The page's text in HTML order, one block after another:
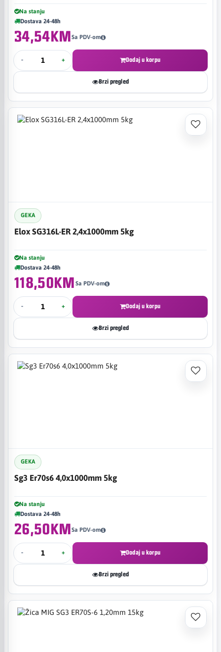
Na stanju
Dostava 24-48h
34,54KMSa PDV-om
- + Dodaj u korpu
Brzi pregled
GEKA
Elox SG316L-ER 2,4x1000mm 5kg
Na stanju
Dostava 24-48h
118,50KM Sa PDV-om
- + Dodaj u korpu
Brzi pregled
GEKA
Sg3 Er70s6 4,0x1000mm 5kg
Na stanju
Dostava 24-48h
26,50KMSa PDV-om
- + Dodaj u korpu
Brzi pregled